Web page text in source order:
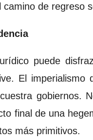
de regreso
puede
El imperialismo
gobiernos.
final de una
más primitivos.